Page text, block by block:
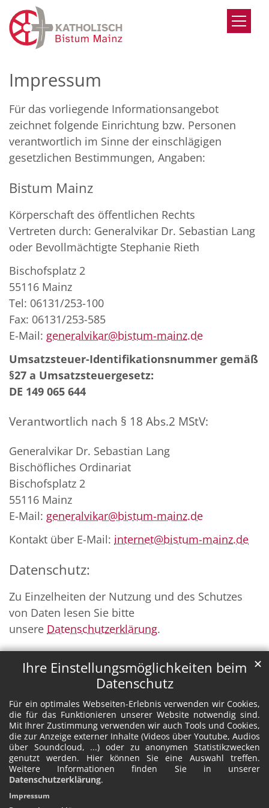
Ihre Einstellungsmöglichkeiten beim
Datenschutz
Für ein optimales Webseiten-Erlebnis verwenden wir Cookies,
die für das Funktionieren unserer Website notwendig sind.
Mit Ihrer Zustimmung verwenden wir auch Tools und Cookies,
die zur Anzeige externer Inhalte (Videos über Youtube, Audios
über Soundcloud, ...) oder zu anonymen Statistikzwecken
genutzt werden. Hier können Sie eine Auswahl treffen.
Weitere Informationen finden Sie in unserer
Datenschutzerklärung.
✕
Impressum
Zum Inhalt springen
Impressum
Für das vorliegende Informationsangebot
zeichnet folgende Einrichtung bzw. Personen
verantwortlich im Sinne der einschlägigen
gesetzlichen Bestimmungen, Angaben:
Bistum Mainz
Körperschaft des öffentlichen Rechts
Vertreten durch: Generalvikar Dr. Sebastian Lang
oder Bevollmächtigte Stephanie Rieth
Bischofsplatz 2
55116 Mainz
Tel: 06131/253-100
Fax: 06131/253-585
E-Mail: generalvikar@bistum-mainz.de
Umsatzsteuer-Identifikationsnummer gemäß
§27 a Umsatzsteuergesetz:
DE 149 065 644
Verantwortlich nach § 18 Abs.2 MStV:
Generalvikar Dr. Sebastian Lang
Bischöfliches Ordinariat
Bischofsplatz 2
55116 Mainz
E-Mail: generalvikar@bistum-mainz.de
Kontakt über E-Mail: internet@bistum-mainz.de
Datenschutz:
Zu Einzelheiten der Nutzung und des Schutzes
von Daten lesen Sie bitte
unsere Datenschutzerklärung.